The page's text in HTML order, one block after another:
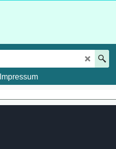
Impressum